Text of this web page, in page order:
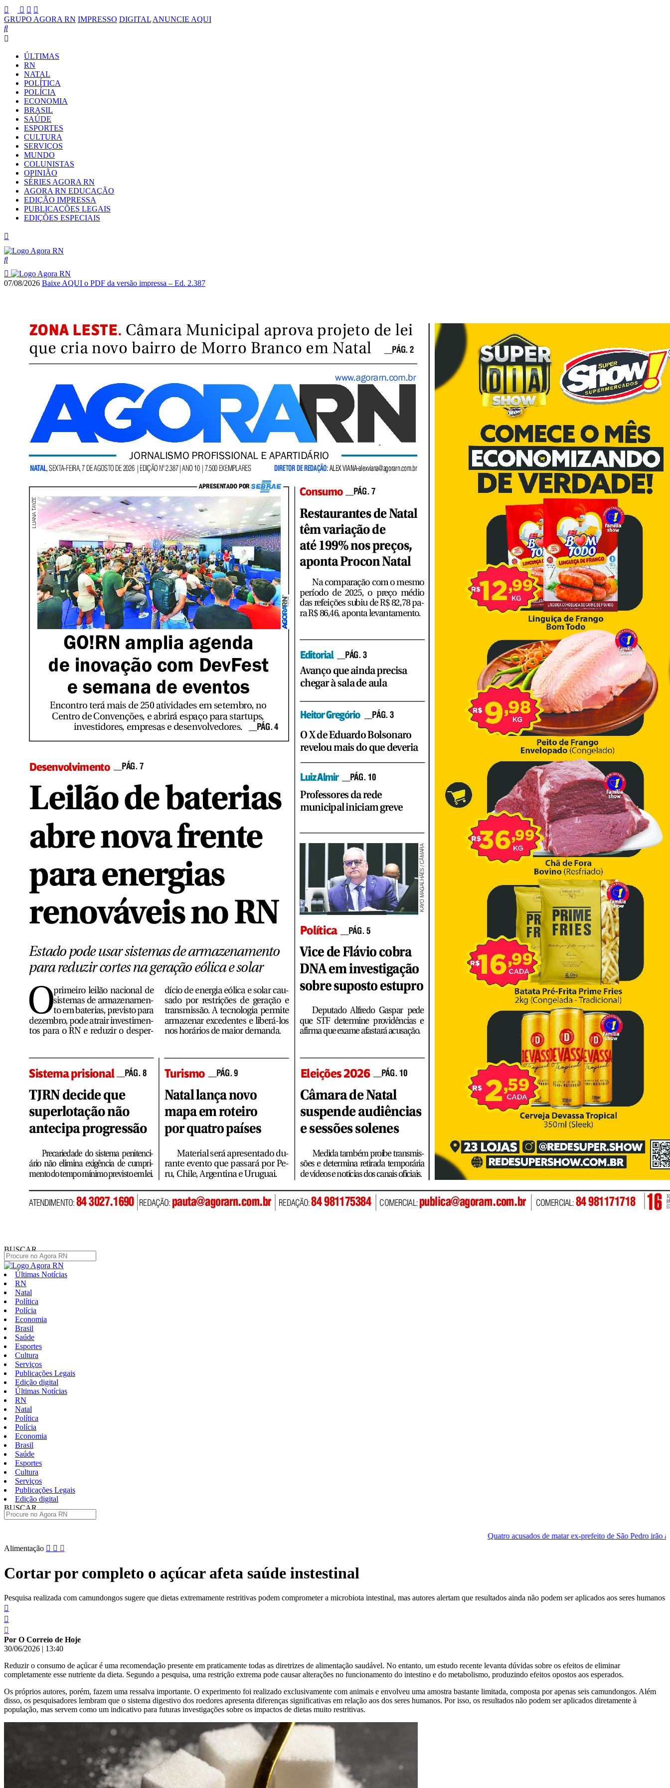
GRUPO AGORA RN IMPRESSO DIGITAL ANUNCIE AQUI
ÚLTIMAS
RN
NATAL
POLÍTICA
POLÍCIA
ECONOMIA
BRASIL
SAÚDE
ESPORTES
CULTURA
SERVIÇOS
MUNDO
COLUNISTAS
OPINIÃO
SÉRIES AGORA RN
AGORA RN EDUCAÇÃO
EDIÇÃO IMPRESSA
PUBLICAÇÕES LEGAIS
EDIÇÕES ESPECIAIS
07/08/2026 Baixe AQUI o PDF da versão impressa – Ed. 2.387
BUSCAR
Últimas Notícias
RN
Natal
Política
Polícia
Economia
Brasil
Saúde
Esportes
Cultura
Serviços
Publicações Legais
Edição digital
Últimas Notícias
RN
Natal
Política
Polícia
Economia
Brasil
Saúde
Esportes
Cultura
Serviços
Publicações Legais
Edição digital
BUSCAR
Quatro acusados de matar ex-prefeito de São Pedro irão a júri em Natal
Pular
conteúdo
Alimentação
Cortar por completo o açúcar afeta saúde instestinal
Pesquisa realizada com camundongos sugere que dietas extremamente restritivas podem comprometer a microbiota intestinal, mas autores alertam que resultados ainda não podem ser aplicados aos seres humanos
Por O Correio de Hoje
30/06/2026 | 13:40
Reduzir o consumo de açúcar é uma recomendação presente em praticamente todas as diretrizes de alimentação saudável. No entanto, um estudo recente levanta dúvidas sobre os efeitos de eliminar
completamente esse nutriente da dieta. Segundo a pesquisa, uma restrição extrema pode causar alterações no funcionamento do intestino e do metabolismo, produzindo efeitos opostos aos esperados.
Os próprios autores, porém, fazem uma ressalva importante. O experimento foi realizado exclusivamente com animais e envolveu uma amostra bastante limitada, composta por apenas seis camundongos. Além
disso, os pesquisadores lembram que o sistema digestivo dos roedores apresenta diferenças significativas em relação aos dos seres humanos. Por isso, os resultados não podem ser aplicados diretamente à
população, mas servem como um indicativo para futuras investigações sobre os impactos de dietas muito restritivas.